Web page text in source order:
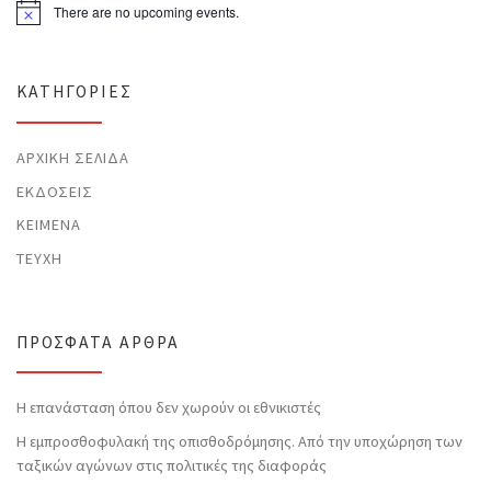
N
c
There are no upcoming events.
KΑΤΗΓΟΡΊΕΣ
ΑΡΧΙΚΉ ΣΕΛΊΔΑ
ΕΚΔΌΣΕΙΣ
ΚΕΊΜΕΝΑ
ΤΕΎΧΗ
ΠΡΌΣΦΑΤΑ ΆΡΘΡΑ
Η επανάσταση όπου δεν χωρούν οι εθνικιστές
Η εμπροσθοφυλακή της οπισθοδρόμησης. Από την υποχώρηση των
ταξικών αγώνων στις πολιτικές της διαφοράς